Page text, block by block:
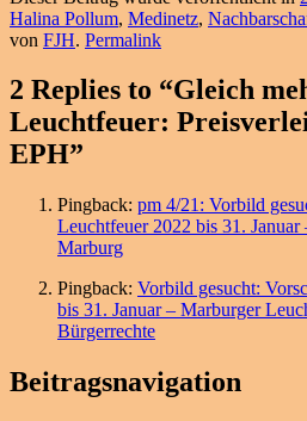
Halina Pollum, Medinetz,
von FJH. Permalink
2 Replies to “Gleich
Leuchtfeuer:
EPH”
Pingback: pm 4/21: Vorbild
Leuchtfeuer 2022 bis 31.
Marburg
Pingback: Vorbild gesucht:
bis 31. Januar – Marburger
Bürgerrechte
Beitragsnavigation